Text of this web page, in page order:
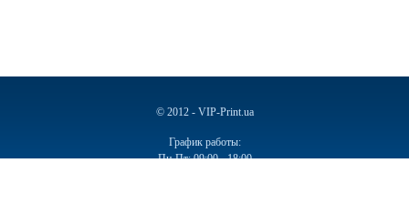
© 2012 - VIP-Print.ua
График работы:
Пн-Пт: 09:00 - 18:00